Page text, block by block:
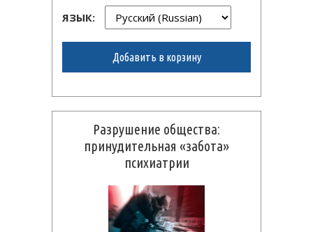
ЯЗЫК:
Добавить в корзину
Разрушение общества:
принудительная «забота»
психиатрии